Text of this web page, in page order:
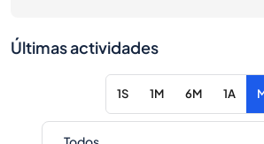
Últimas actividades
1S 1M 6M 1A